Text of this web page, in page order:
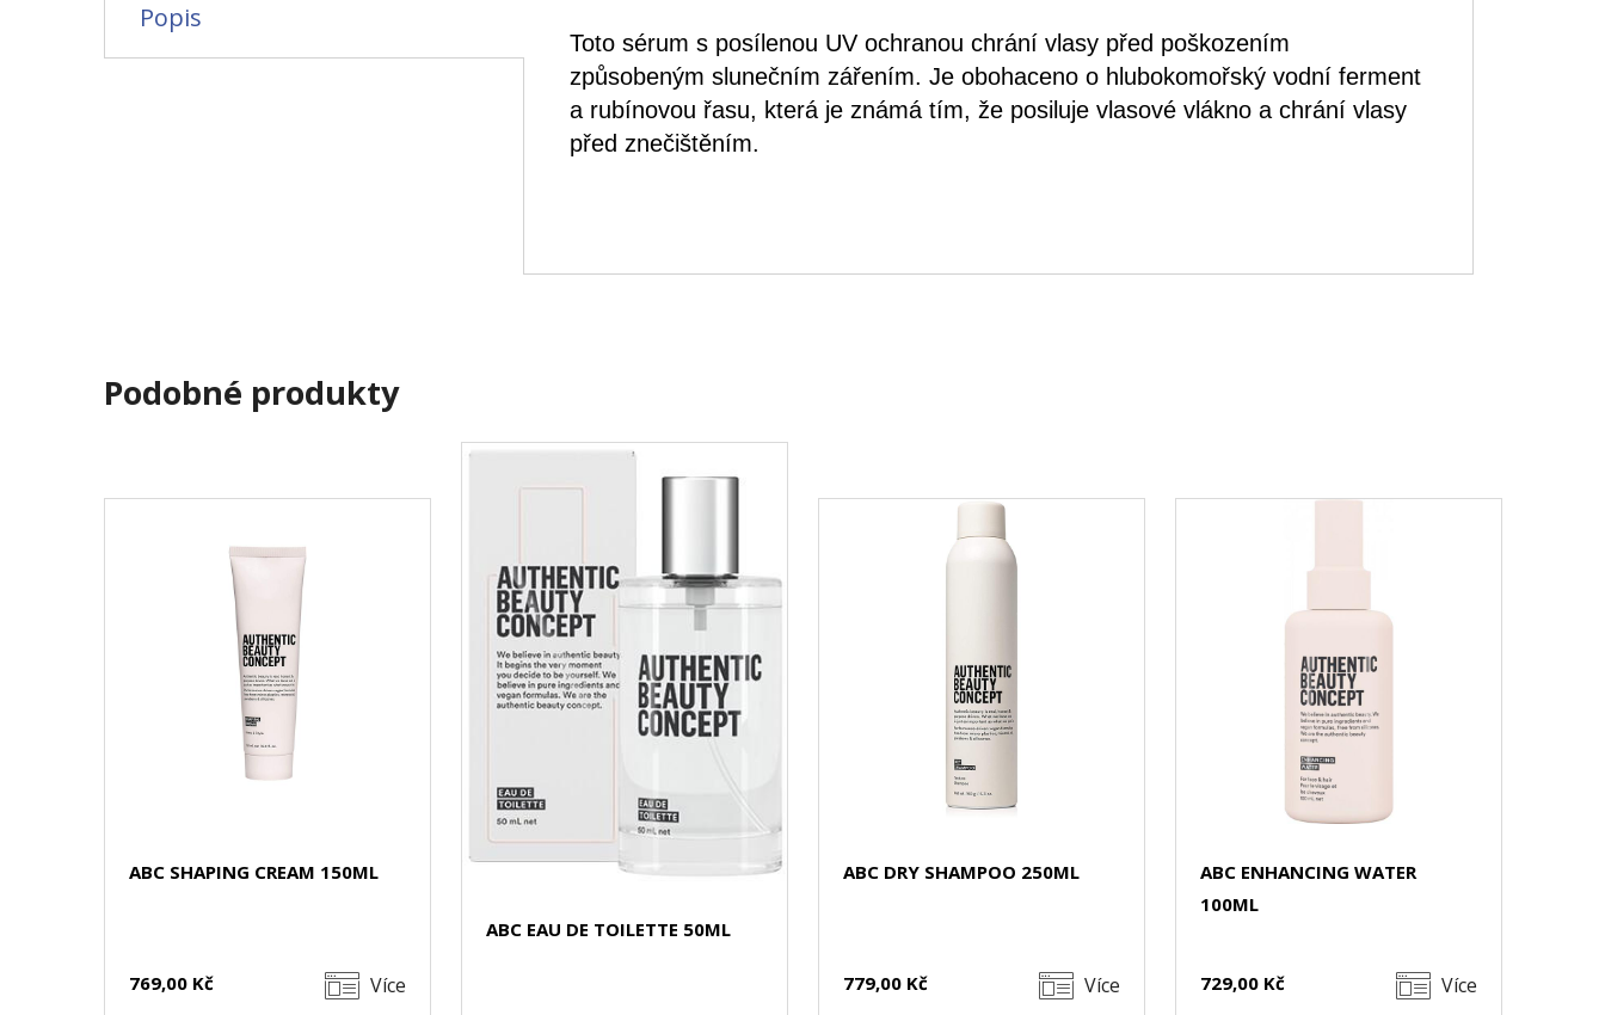
Popis
Toto sérum s posílenou UV ochranou chrání vlasy před poškozením
způsobeným slunečním zářením. Je obohaceno o hlubokomořský vodní ferment
a rubínovou řasu, která je známá tím, že posiluje vlasové vlákno a chrání vlasy
před znečištěním.
Podobné produkty
ABC SHAPING CREAM 150ML
769,00 Kč Více
ABC EAU DE TOILETTE 50ML
ABC DRY SHAMPOO 250ML
779,00 Kč Více
ABC ENHANCING WATER
100ML
729,00 Kč Více